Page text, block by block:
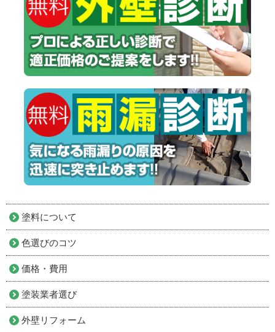
塗料について
色選びのコツ
価格・費用
塗装業者選び
外壁リフォーム